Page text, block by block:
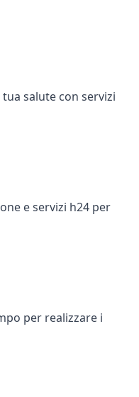
salute con servizi
e servizi h24 per
per realizzare i